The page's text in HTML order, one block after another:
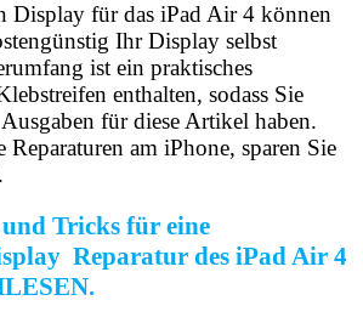
Display für das iPad Air 4 können
Ihr Display selbst
ist ein praktisches
enthalten, sodass Sie
für diese Artikel haben.
Reparaturen am iPhone, sparen Sie
Tricks für eine
Reparatur des iPad Air 4